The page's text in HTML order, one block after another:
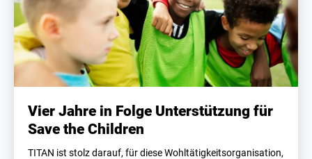
Vier Jahre in Folge Unterstützung für
Save the Children
TITAN ist stolz darauf, für diese Wohltätigkeitsorganisation,